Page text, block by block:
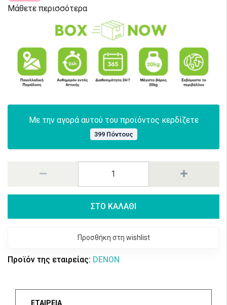
Μάθετε περισσότερα
Με την αγορά αυτού του προϊόντος κερδίζετε
399 Πόντους
ΣΤΟ ΚΑΛΑΘΙ
Προσθήκη στη wishlist
Προϊόν της εταιρείας: DENON
ΕΤΑΙΡΕΙΑ